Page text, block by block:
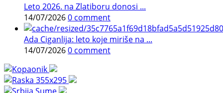
Leto 2026. na Zlatiboru donosi ...
14/07/20260 comment
Ada Ciganlija: leto koje miriše na ...
14/07/20260 comment